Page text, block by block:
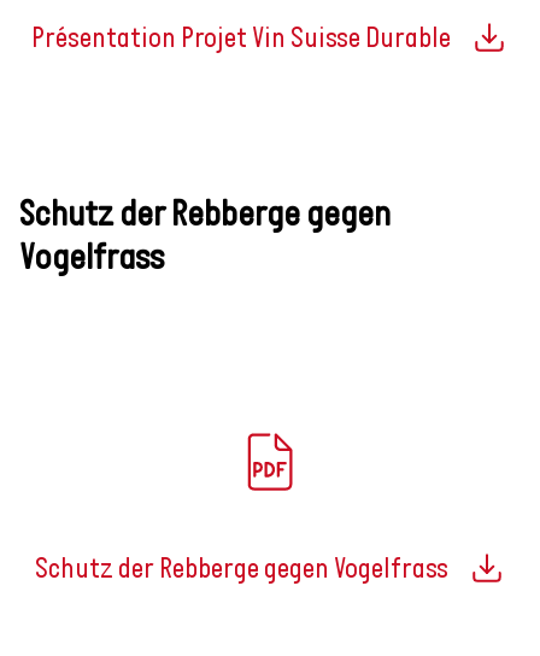
Présentation Projet Vin Suisse Durable
Schutz der Rebberge gegen
Vogelfrass
Schutz der Rebberge gegen Vogelfrass